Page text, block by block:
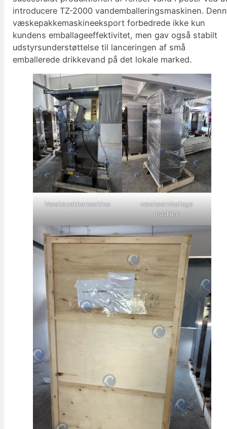
introducere TZ-2000 vandemballeringsmaskinen.
væskepakkemaskineeksport forbedrede ikke kun
kundens emballageeffektivitet, men gav også stabilt
udstyrsunderstøttelse til lanceringen af små
emballerede drikkevand på det lokale marked.
Væskepakkemaskine
væskeemballage
maskine